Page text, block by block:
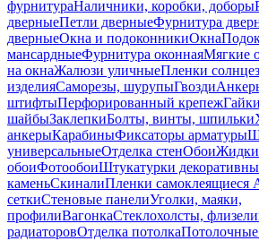
фурнитураНаличники, коробки, доборы
дверныеПетли дверныеФурнитура
дверныеОкна и подоконникиОкна
мансардныеФурнитура оконнаяМягкие
на окнаЖалюзи уличныеПленки
изделияСаморезы, шурупыГвозди
штифтыПерфорированный крепеж
шайбыЗаклепкиБолты, винты, шпильки
анкерыКарабиныФиксаторы арматуры
универсальныеОтделка стенОбои
обоиФотообоиШтукатурки
каменьСкиналиПленки самоклеящиеся
сеткиСтеновые панелиУголки, маяки,
профилиВагонкаСтеклохолсты,
радиаторовОтделка потолка